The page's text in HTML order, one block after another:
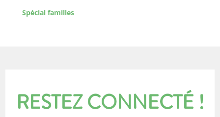
Spécial familles
RESTEZ CONNECTÉ !